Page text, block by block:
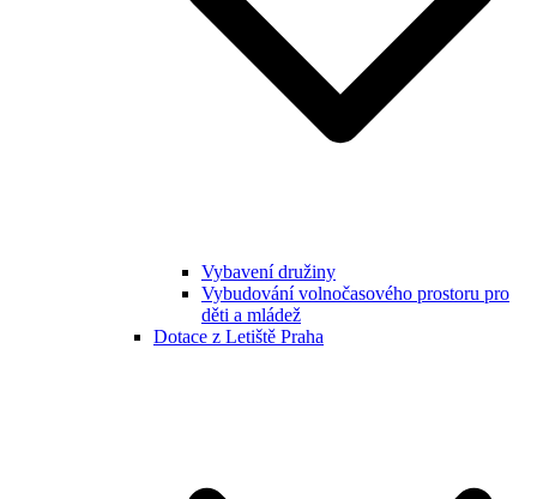
Vybavení družiny
Vybudování volnočasového prostoru pro
děti a mládež
Dotace z Letiště Praha